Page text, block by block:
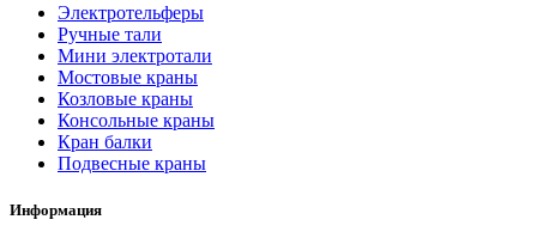
Электротельферы
Ручные тали
Мини электротали
Мостовые краны
Козловые краны
Консольные краны
Кран балки
Подвесные краны
Информация